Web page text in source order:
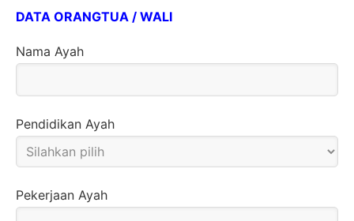
DATA ORANGTUA / WALI
Nama Ayah
Pendidikan Ayah
Pekerjaan Ayah